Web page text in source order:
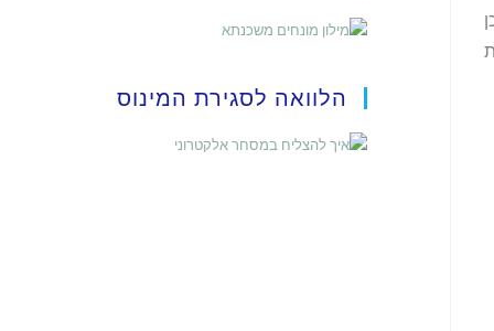
הלוואה לסגירת המינוס